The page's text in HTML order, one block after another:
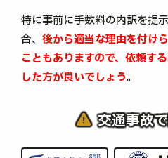
特に事前に手数料の内訳を提
合、 後から適当な理由を付け
こともありますので、依頼す
した方が良いでしょう。
交通事故